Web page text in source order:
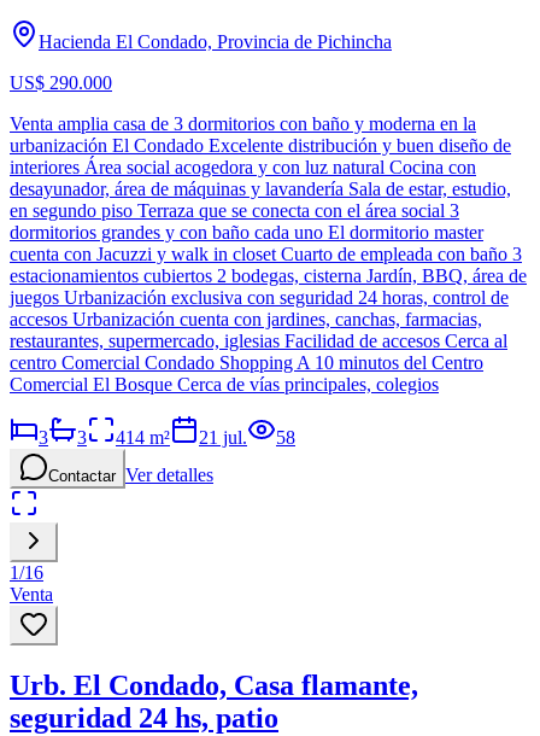
Hacienda El Condado, Provincia de Pichincha
US$ 290.000
Venta amplia casa de 3 dormitorios con baño y moderna en la
urbanización El Condado Excelente distribución y buen diseño de
interiores Área social acogedora y con luz natural Cocina con
desayunador, área de máquinas y lavandería Sala de estar, estudio,
en segundo piso Terraza que se conecta con el área social 3
dormitorios grandes y con baño cada uno El dormitorio master
cuenta con Jacuzzi y walk in closet Cuarto de empleada con baño 3
estacionamientos cubiertos 2 bodegas, cisterna Jardín, BBQ, área de
juegos Urbanización exclusiva con seguridad 24 horas, control de
accesos Urbanización cuenta con jardines, canchas, farmacias,
restaurantes, supermercado, iglesias Facilidad de accesos Cerca al
centro Comercial Condado Shopping A 10 minutos del Centro
Comercial El Bosque Cerca de vías principales, colegios
3 3 414 m² 21 jul. 58
Contactar Ver detalles
1/16
Venta
Urb. El Condado, Casa flamante,
seguridad 24 hs, patio